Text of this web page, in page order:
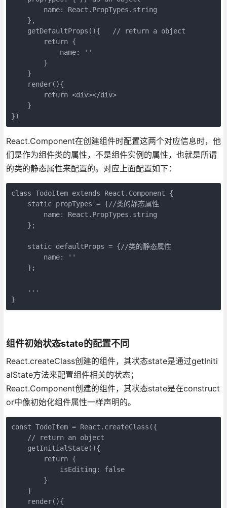
        name: React.PropTypes.string
    },
    getDefaultProps(){   // return a object
        return {
            name: ''
        }
    }
    render(){
        return <div></div>
    }
})
React.Component在创建组件时配置这两个对应信息时，他
们是作为组件类的属性，不是组件实例的属性，也就是所谓
的类的静态属性来配置的。对应上面配置如下：
class TodoItem extends React.Component {
    static propTypes = {//类的静态属性
        name: React.PropTypes.string
    };
    static defaultProps = {//类的静态属性
        name: ''
    };
    ...
}
组件初始状态state的配置不同
React.createClass创建的组件，其状态state是通过getIniti
alState方法来配置组件相关的状态；
React.Component创建的组件，其状态state是在construct
or中像初始化组件属性一样声明的。
const TodoItem = React.createClass({
    // return an object
    getInitialState(){
        return {
            isEditing: false
        }
    }
    render(){